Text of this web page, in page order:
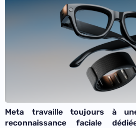
Meta travaille toujours à
reconnaissance faciale